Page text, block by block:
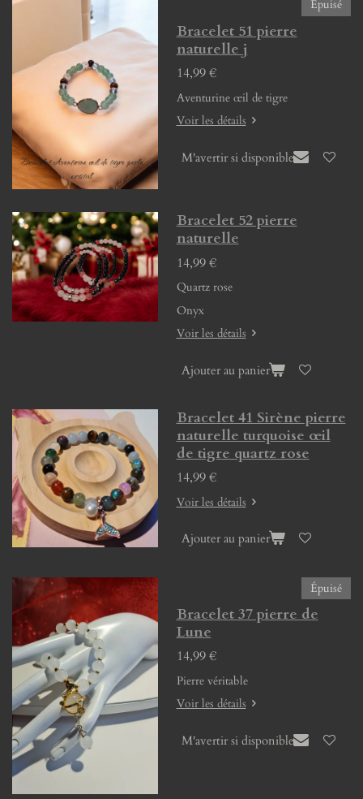
Épuisé
Bracelet 51 pierre
naturelle j
14,99 €
Aventurine œil de tigre
Voir les détails
M'avertir si disponible
Bracelet 52 pierre
naturelle
14,99 €
Quartz rose
Onyx
Voir les détails
Ajouter au panier
Bracelet 41 Sirène pierre
naturelle turquoise œil
de tigre quartz rose
14,99 €
Voir les détails
Ajouter au panier
Épuisé
Bracelet 37 pierre de
Lune
14,99 €
Pierre véritable
Voir les détails
M'avertir si disponible